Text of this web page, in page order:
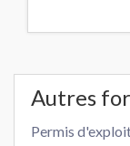
Autres
Permis